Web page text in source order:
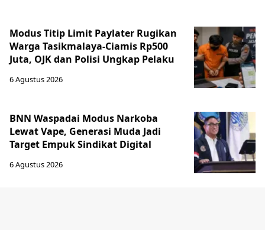
Modus Titip Limit Paylater Rugikan
Warga Tasikmalaya-Ciamis Rp500
Juta, OJK dan Polisi Ungkap Pelaku
6 Agustus 2026
BNN Waspadai Modus Narkoba
Lewat Vape, Generasi Muda Jadi
Target Empuk Sindikat Digital
6 Agustus 2026